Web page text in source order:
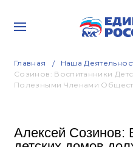
Главная Наша
Созинов: Воспитанники
Полезными Членами
Алексей Созинов: